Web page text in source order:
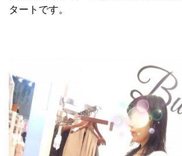
タートです。